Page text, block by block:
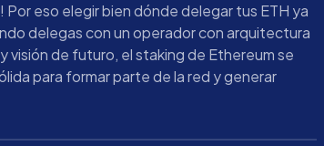
Por eso elegir bien dónde delegar tus ETH ya
delegas con un operador con arquitectura
de futuro, el staking de Ethereum se
para formar parte de la red y generar